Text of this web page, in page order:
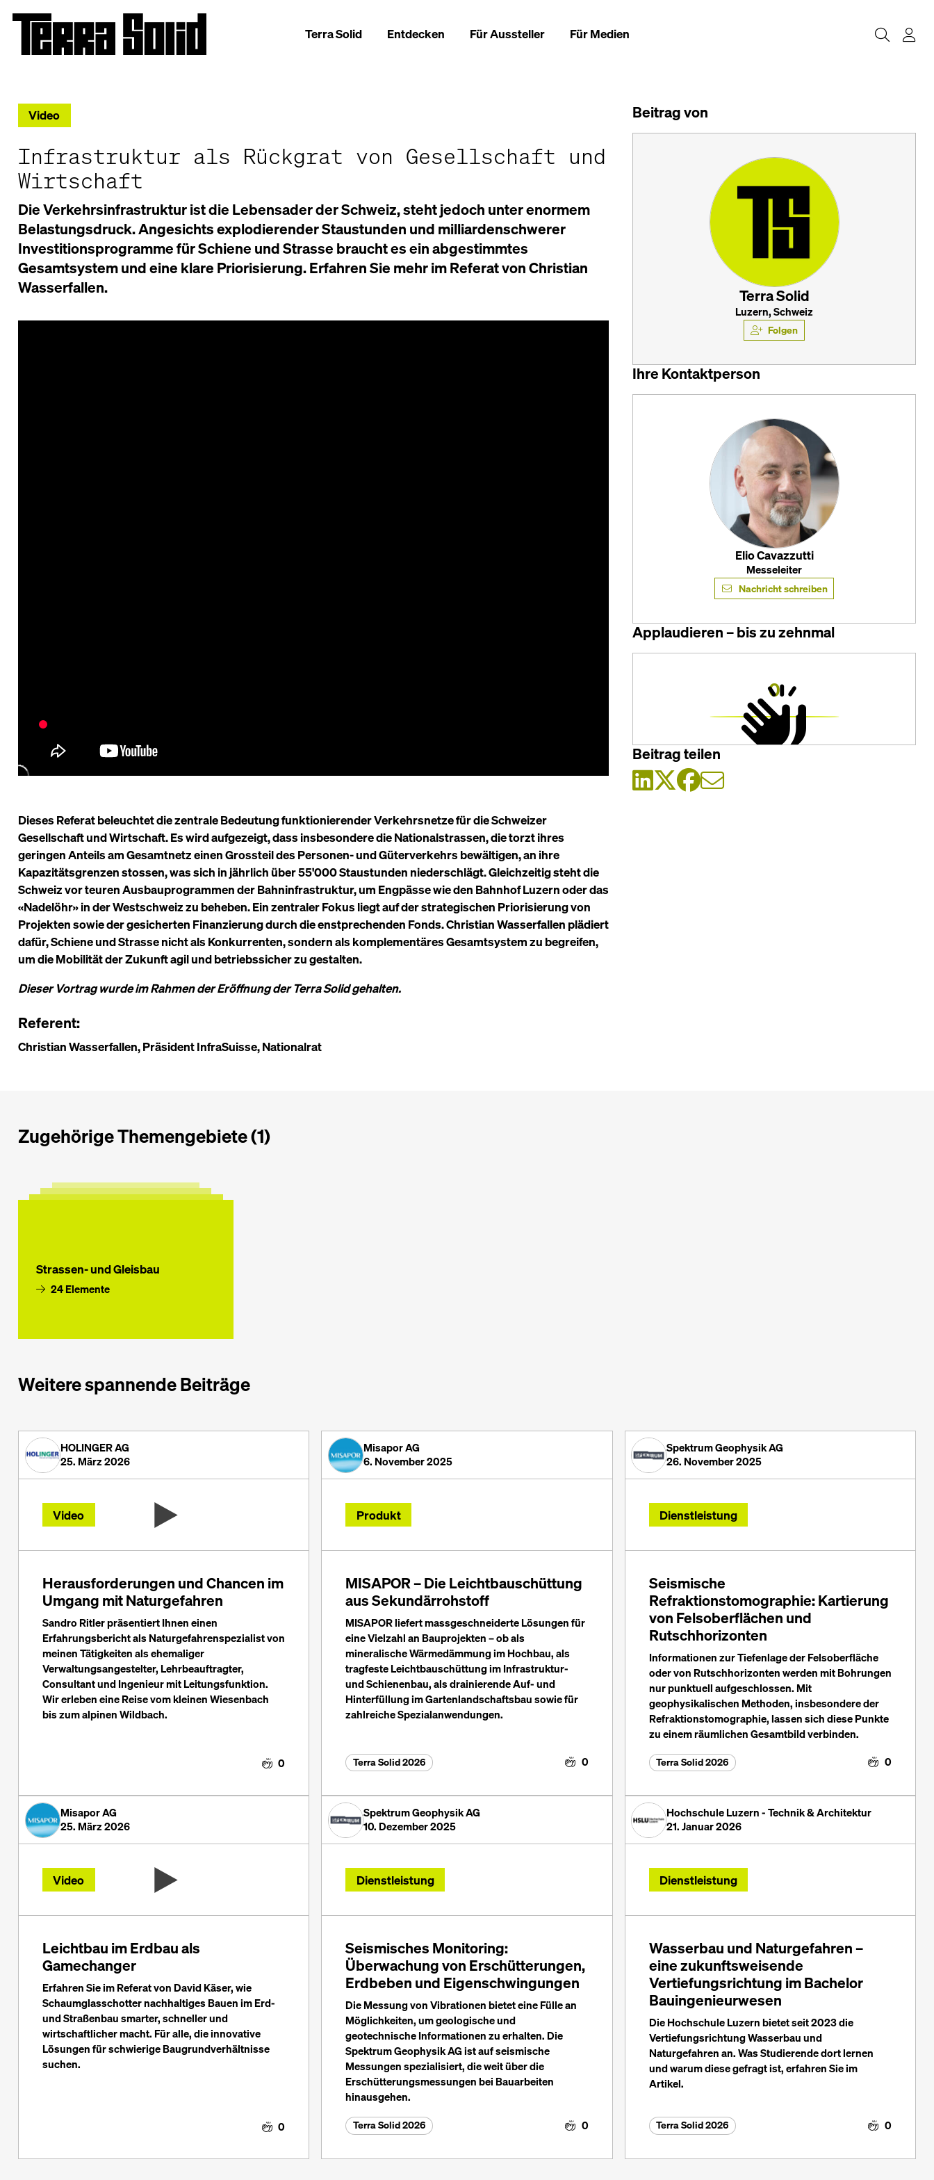
Terra Solid Entdecken Für Aussteller Für Medien
Video
Infrastruktur als Rückgrat von Gesellschaft und
Wirtschaft
Die Verkehrsinfrastruktur ist die Lebensader der Schweiz, steht jedoch unter enormem
Belastungsdruck. Angesichts explodierender Staustunden und milliardenschwerer
Investitionsprogramme für Schiene und Strasse braucht es ein abgestimmtes
Gesamtsystem und eine klare Priorisierung. Erfahren Sie mehr im Referat von Christian
Wasserfallen.
Dieses Referat beleuchtet die zentrale Bedeutung funktionierender Verkehrsnetze für die Schweizer
Gesellschaft und Wirtschaft. Es wird aufgezeigt, dass insbesondere die Nationalstrassen, die torzt ihres
geringen Anteils am Gesamtnetz einen Grossteil des Personen- und Güterverkehrs bewältigen, an ihre
Kapazitätsgrenzen stossen, was sich in jährlich über 55'000 Staustunden niederschlägt. Gleichzeitig steht die
Schweiz vor teuren Ausbauprogrammen der Bahninfrastruktur, um Engpässe wie den Bahnhof Luzern oder das
«Nadelöhr» in der Westschweiz zu beheben. Ein zentraler Fokus liegt auf der strategischen Priorisierung von
Projekten sowie der gesicherten Finanzierung durch die enstprechenden Fonds. Christian Wasserfallen plädiert
dafür, Schiene und Strasse nicht als Konkurrenten, sondern als komplementäres Gesamtsystem zu begreifen,
um die Mobilität der Zukunft agil und betriebssicher zu gestalten.
Dieser Vortrag wurde im Rahmen der Eröffnung der Terra Solid gehalten.
Referent:
Christian Wasserfallen, Präsident InfraSuisse, Nationalrat
Beitrag von
Terra Solid
Luzern, Schweiz
Folgen
Ihre Kontaktperson
Elio Cavazzutti
Messeleiter
Nachricht schreiben
Applaudieren – bis zu zehnmal
0
Beitrag teilen
Zugehörige Themengebiete (1)
Strassen- und Gleisbau
24 Elemente
Weitere spannende Beiträge
HOLINGER AG
25. März 2026
Video
Herausforderungen und Chancen im
Umgang mit Naturgefahren
Sandro Ritler präsentiert Ihnen einen
Erfahrungsbericht als Naturgefahrenspezialist von
meinen Tätigkeiten als ehemaliger
Verwaltungsangestelter, Lehrbeauftragter,
Consultant und Ingenieur mit Leitungsfunktion.
Wir erleben eine Reise vom kleinen Wiesenbach
bis zum alpinen Wildbach.
0
Misapor AG
6. November 2025
Produkt
MISAPOR – Die Leichtbauschüttung
aus Sekundärrohstoff
MISAPOR liefert massgeschneiderte Lösungen für
eine Vielzahl an Bauprojekten – ob als
mineralische Wärmedämmung im Hochbau, als
tragfeste Leichtbauschüttung im Infrastruktur-
und Schienenbau, als drainierende Auf- und
Hinterfüllung im Gartenlandschaftsbau sowie für
zahlreiche Spezialanwendungen.
Terra Solid 2026 0
Spektrum Geophysik AG
26. November 2025
Dienstleistung
Seismische
Refraktionstomographie: Kartierung
von Felsoberflächen und
Rutschhorizonten
Informationen zur Tiefenlage der Felsoberfläche
oder von Rutschhorizonten werden mit Bohrungen
nur punktuell aufgeschlossen. Mit
geophysikalischen Methoden, insbesondere der
Refraktionstomographie, lassen sich diese Punkte
zu einem räumlichen Gesamtbild verbinden.
Terra Solid 2026 0
Misapor AG
25. März 2026
Video
Leichtbau im Erdbau als
Gamechanger
Erfahren Sie im Referat von David Käser, wie
Schaumglasschotter nachhaltiges Bauen im Erd-
und Straßenbau smarter, schneller und
wirtschaftlicher macht. Für alle, die innovative
Lösungen für schwierige Baugrundverhältnisse
suchen.
0
Spektrum Geophysik AG
10. Dezember 2025
Dienstleistung
Seismisches Monitoring:
Überwachung von Erschütterungen,
Erdbeben und Eigenschwingungen
Die Messung von Vibrationen bietet eine Fülle an
Möglichkeiten, um geologische und
geotechnische Informationen zu erhalten. Die
Spektrum Geophysik AG ist auf seismische
Messungen spezialisiert, die weit über die
Erschütterungsmessungen bei Bauarbeiten
hinausgehen.
Terra Solid 2026 0
Hochschule Luzern - Technik & Architektur
21. Januar 2026
Dienstleistung
Wasserbau und Naturgefahren –
eine zukunftsweisende
Vertiefungsrichtung im Bachelor
Bauingenieurwesen
Die Hochschule Luzern bietet seit 2023 die
Vertiefungsrichtung Wasserbau und
Naturgefahren an. Was Studierende dort lernen
und warum diese gefragt ist, erfahren Sie im
Artikel.
Terra Solid 2026 0